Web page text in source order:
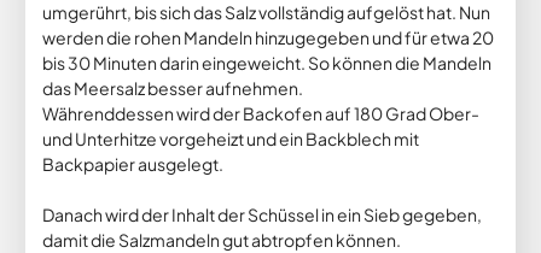
umgerührt, bis sich das Salz vollständig aufgelöst hat. Nun
werden die rohen Mandeln hinzugegeben und für etwa 20
bis 30 Minuten darin eingeweicht. So können die Mandeln
das Meersalz besser aufnehmen.
Währenddessen wird der Backofen auf 180 Grad Ober-
und Unterhitze vorgeheizt und ein Backblech mit
Backpapier ausgelegt.
Danach wird der Inhalt der Schüssel in ein Sieb gegeben,
damit die Salzmandeln gut abtropfen können.